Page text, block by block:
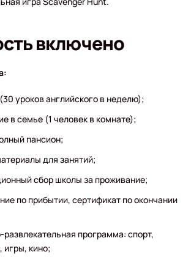
включено
уроков английского в неделю);
в семье (1 человек в комнате);
пансион;
для занятий;
сбор школы за проживание;
по прибытии, сертификат по окончании
развлекательная программа: спорт,
игры, кино;